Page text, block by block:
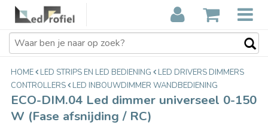
ECO-DIM.04 Led dimmer universeel
0-150 W (Fase afsnijding / RC)
€28,31
HOME LED STRIPS EN LED BEDIENING
LED DRIVERS DIMMERS
CONTROLLERS
LED INBOUWDIMMER WANDBEDIENING
ECO-DIM.04 Led dimmer universeel 0-150
W (Fase afsnijding / RC)